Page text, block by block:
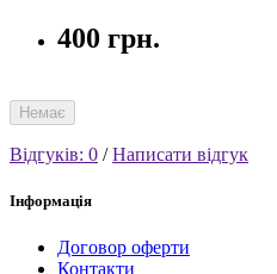
400 грн.
Немає
Відгуків: 0 /Написати відгук
Інформація
Договор оферти
Контакти